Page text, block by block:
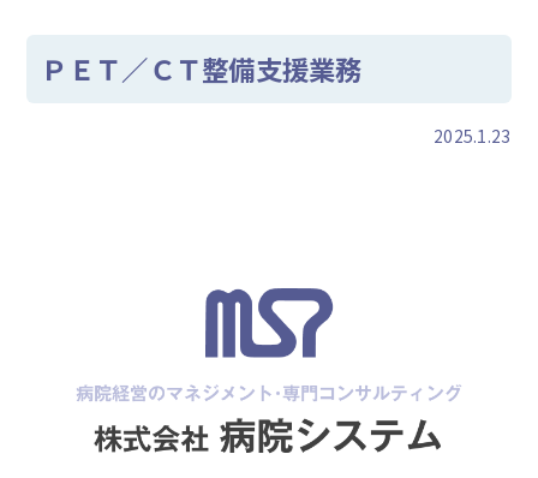
ＰＥＴ／ＣＴ整備支援業務
2025.1.23